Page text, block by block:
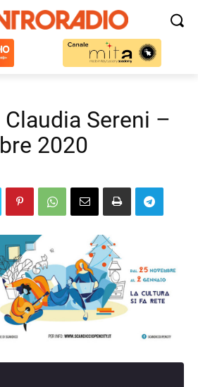
Sereni –
2020